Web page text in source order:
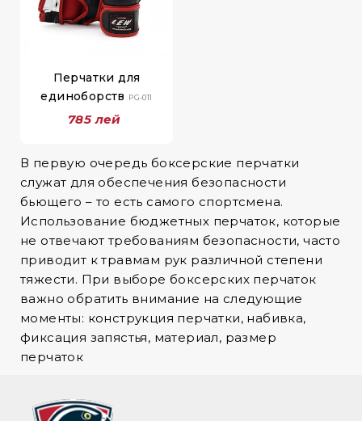
Перчатки для
единоборств
PG-011
785 лей
В первую очередь боксерские перчатки
служат для обеспечения безопасности
бьющего – то есть самого спортсмена.
Использование бюджетных перчаток, которые
не отвечают требованиям безопасности, часто
приводит к травмам рук различной степени
тяжести. При выборе боксерских перчаток
важно обратить внимание на следующие
моменты: конструкция перчатки, набивка,
фиксация запястья, материал, размер
перчаток